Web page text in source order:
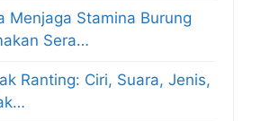
Menjaga Stamina Burung
Sera…
Ranting: Ciri, Suara, Jenis,